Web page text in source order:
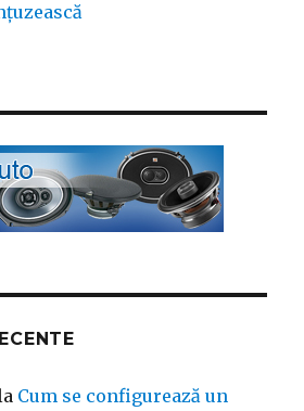
Cum se configurează un